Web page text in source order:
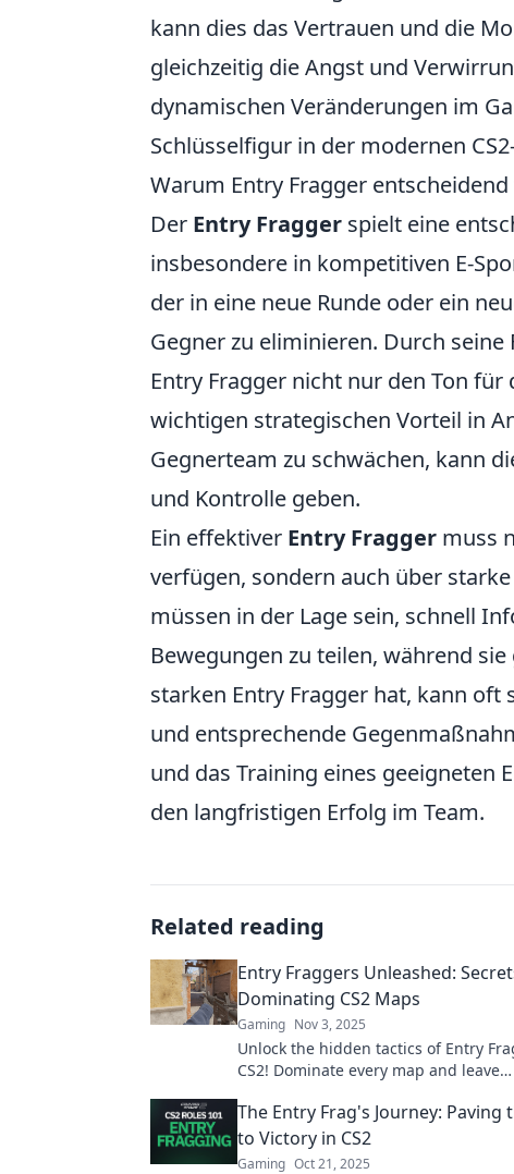
kann dies das Vertrauen und die
gleichzeitig die Angst und
dynamischen Veränderungen im
Schlüsselfigur in der modernen
Warum Entry Fragger
Der Entry Fragger spielt eine
insbesondere in kompetitiven E-
der in eine neue Runde oder ein
Gegner zu eliminieren. Durch
Entry Fragger nicht nur den Ton
wichtigen strategischen Vorteil in
Gegnerteam zu schwächen, kann
und Kontrolle geben.
Ein effektiver Entry Fragger muss
verfügen, sondern auch über
müssen in der Lage sein, schnell
Bewegungen zu teilen, während
starken Entry Fragger hat, kann oft
und entsprechende
und das Training eines geeigneten
den langfristigen Erfolg im Team.
Related reading
Entry Fraggers Unleashed:
Dominating CS2 Maps
Gaming Nov 3, 2025
Unlock the hidden tactics of Entry
CS2! Dominate every map and leave
The Entry Frag's Journey: Paving
to Victory in CS2
Gaming Oct 21, 2025